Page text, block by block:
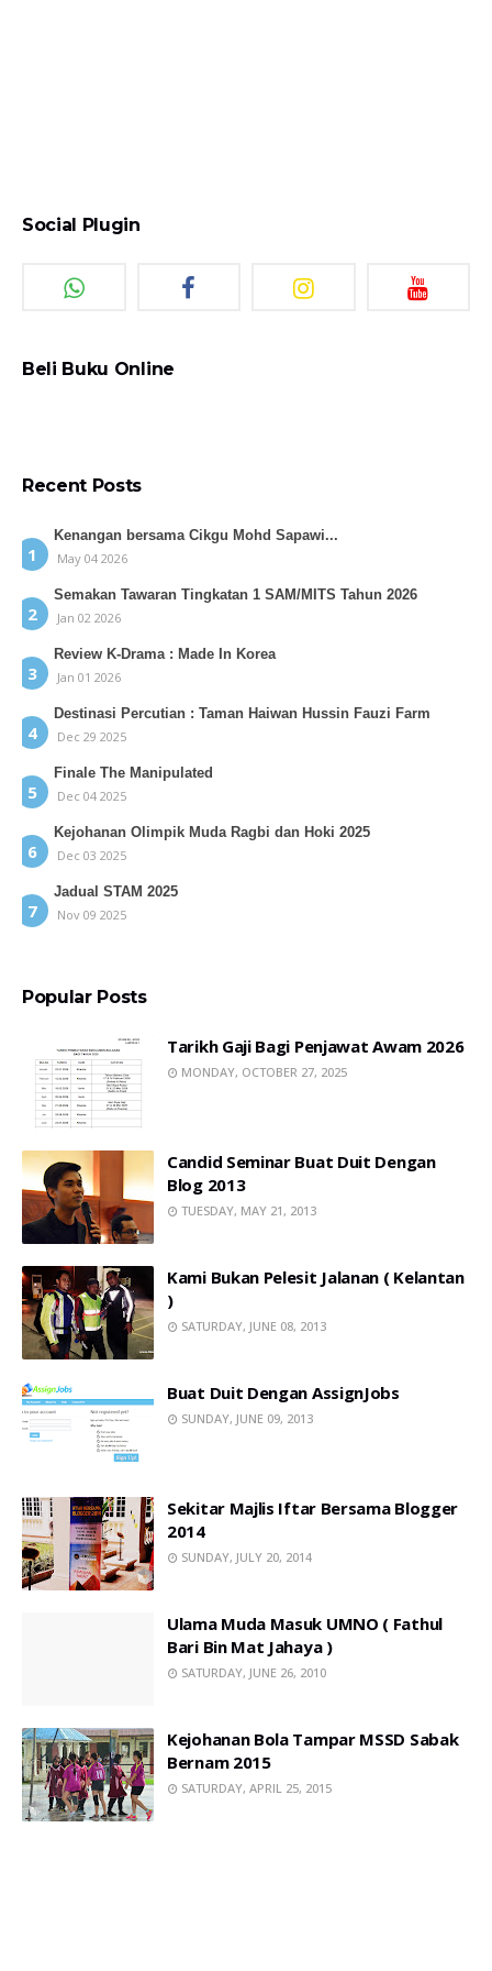
Social Plugin
Beli Buku Online
Recent Posts
Kenangan bersama Cikgu Mohd Sapawi...
May 04 2026
Semakan Tawaran Tingkatan 1 SAM/MITS Tahun 2026
Jan 02 2026
Review K-Drama : Made In Korea
Jan 01 2026
Destinasi Percutian : Taman Haiwan Hussin Fauzi Farm
Dec 29 2025
Finale The Manipulated
Dec 04 2025
Kejohanan Olimpik Muda Ragbi dan Hoki 2025
Dec 03 2025
Jadual STAM 2025
Nov 09 2025
Popular Posts
Tarikh Gaji Bagi Penjawat Awam 2026
MONDAY, OCTOBER 27, 2025
Candid Seminar Buat Duit Dengan
Blog 2013
TUESDAY, MAY 21, 2013
Kami Bukan Pelesit Jalanan ( Kelantan
)
SATURDAY, JUNE 08, 2013
Buat Duit Dengan AssignJobs
SUNDAY, JUNE 09, 2013
Sekitar Majlis Iftar Bersama Blogger
2014
SUNDAY, JULY 20, 2014
Ulama Muda Masuk UMNO ( Fathul
Bari Bin Mat Jahaya )
SATURDAY, JUNE 26, 2010
Kejohanan Bola Tampar MSSD Sabak
Bernam 2015
SATURDAY, APRIL 25, 2015